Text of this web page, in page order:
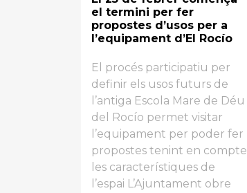
el termini per fer
propostes d’usos per a
l’equipament d’El Rocío
El procés participatiu per
definir els usos futurs de
l’antiga Escola Mare de Déu
del Rocío permet visitar
l’equipament per poder fer
propostes tenint en compte
les característiques de
l’espai L’Ajuntament obre